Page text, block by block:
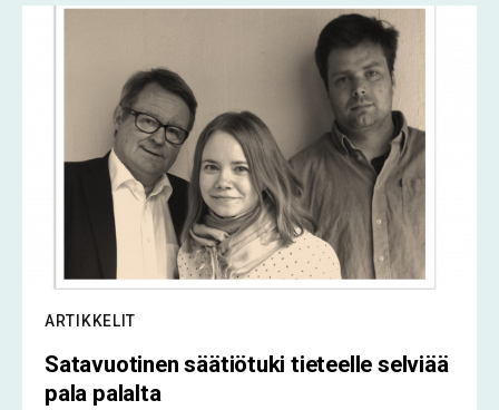
ARTIKKELIT
Satavuotinen säätiötuki tieteelle selviää
pala palalta